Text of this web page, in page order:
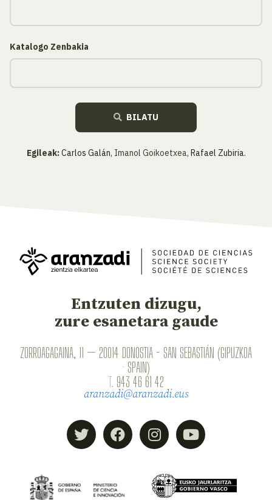
Katalogo Zenbakia
BILATU
Egileak:Carlos Galán, Imanol Goikoetxea, Rafael Zubiria.
Entzuten dizugu,
zure esanetara gaude
ZORROAGAGAINA, 11 — 20014 DONOSTIA - SAN SEBASTIÁN (GIPUZKOA
· SPAIN)
T. 943 46 61 42
aranzadi@aranzadi.eus